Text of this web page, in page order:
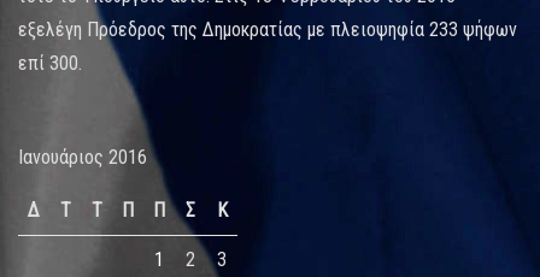
εξελέγη Πρόεδρος της Δημοκρατίας με πλειοψηφία 233 ψήφων
επί 300.
Ιανουάριος 2016
Δ Τ Τ Π Π Σ Κ
1 2 3